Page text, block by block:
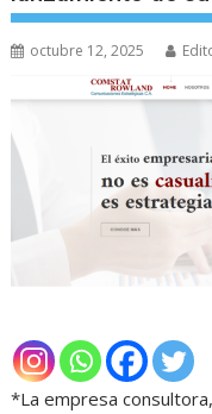
octubre 12, 2025
*La empresa